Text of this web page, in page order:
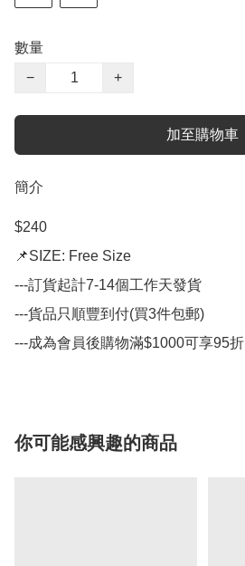
數量
−
+
加至購物車
簡介
$240
📌SIZE: Free Size
---訂貨起計7-14個工作天發貨
---貨品只順豐到付(買3件包郵)
---成為會員後購物滿$1000可享95折
你可能感興趣的商品